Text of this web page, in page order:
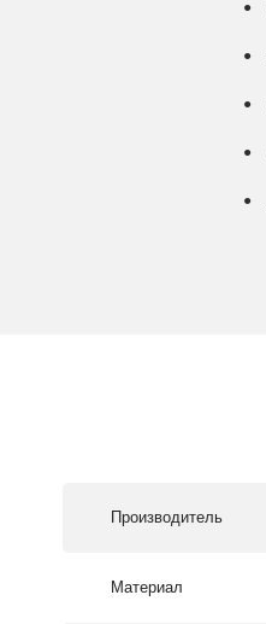
Производитель
Материал